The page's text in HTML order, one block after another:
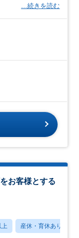
…続きを読む
お客様とする
産休・育休あり